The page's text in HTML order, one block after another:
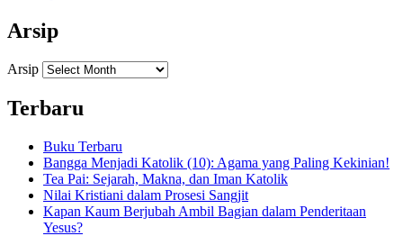
Arsip
Arsip
Terbaru
Buku Terbaru
Bangga Menjadi Katolik (10): Agama yang Paling Kekinian!
Tea Pai: Sejarah, Makna, dan Iman Katolik
Nilai Kristiani dalam Prosesi Sangjit
Kapan Kaum Berjubah Ambil Bagian dalam Penderitaan
Yesus?